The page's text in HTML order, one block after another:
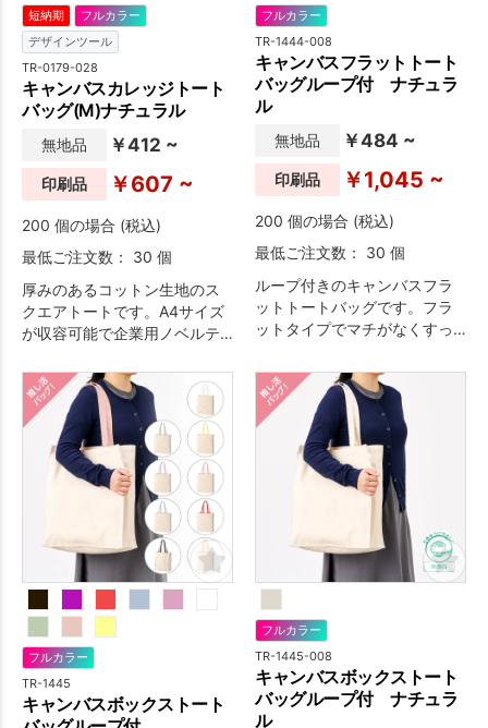
を入れることができます。 環
境不可が少ない製品の目印で
あるエコマークを取得してい
る商品ですが、デザインの邪
魔にならないようバッグの内
側に付いているのも嬉しいポ
イント。
短納期
フルカラー
デザインツール
TR-0179-028
キャンバスカレッジトート
バッグ(M)ナチュラル
無地品 ￥412 ~
印刷品 ￥607 ~
200 個の場合 (税込)
最低ご注文数： 30 個
厚みのあるコットン生地のス
クエアトートです。A4サイズ
が収容可能で企業用ノベルテ
にご利用いただけます。※エコ
マーク付
フルカラー
TR-1444-008
キャンバスフラットトート
バッグループ付 ナチュラ
ル
無地品 ￥484 ~
印刷品 ￥1,045 ~
200 個の場合 (税込)
最低ご注文数： 30 個
ループ付きのキャンバスフラ
ットトートバッグです。フラ
ットタイプでマチがなくすっ
フルカラー
TR-1445
キャンバスボックストート
フルカラー
TR-1445-008
キャンバスボックストート
バッグループ付 ナチュラ
ル